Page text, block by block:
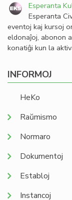
Esperanta
Esperanta
eventoj kaj kursoj
eldonaĵoj, abonon
konatiĝi kun la
INFORMOJ
HeKo
Raŭmismo
Normaro
Dokumentoj
Establoj
Instancoj